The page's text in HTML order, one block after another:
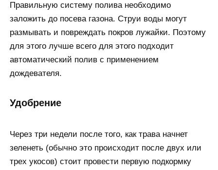
Правильную систему полива необходимо
заложить до посева газона. Струи воды могут
размывать и повреждать покров лужайки. Поэтому
для этого лучше всего для этого подходит
автоматический полив с применением
дождевателя.
Удобрение
Через три недели после того, как трава начнет
зеленеть (обычно это происходит после двух или
трех укосов) стоит провести первую подкормку